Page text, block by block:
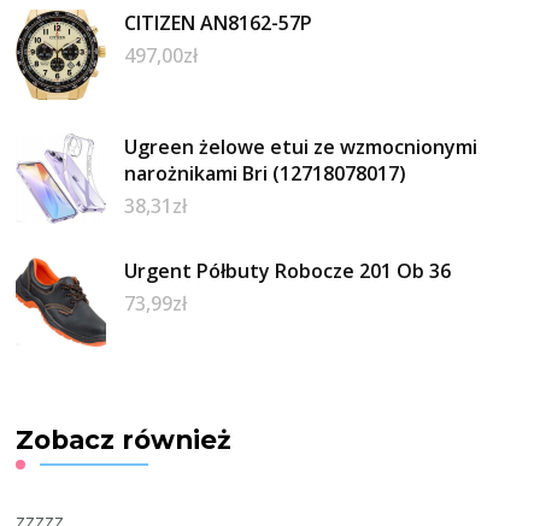
CITIZEN AN8162-57P
497,00zł
Ugreen żelowe etui ze wzmocnionymi
narożnikami Bri (12718078017)
38,31zł
Urgent Półbuty Robocze 201 Ob 36
73,99zł
Zobacz również